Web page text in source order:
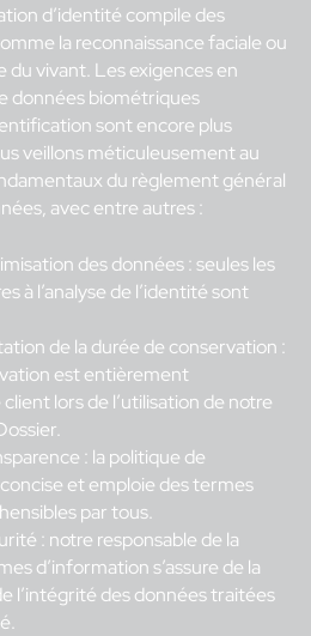
d’identité compile des
la reconnaissance faciale ou
du vivant. Les exigences en
données biométriques
sont encore plus
veillons méticuleusement au
du règlement général
avec entre autres :
des données : seules les
à l’analyse de l’identité sont
de la durée de conservation :
est entièrement
lors de l’utilisation de notre
: la politique de
et emploie des termes
par tous.
: notre responsable de la
d’information s’assure de la
l’intégrité des données traitées